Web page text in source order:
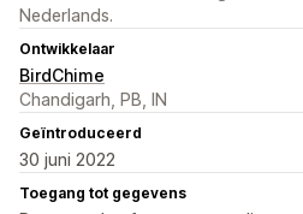
Nederlands.
Ontwikkelaar
BirdChime
Chandigarh, PB, IN
Geïntroduceerd
30 juni 2022
Toegang tot gegevens